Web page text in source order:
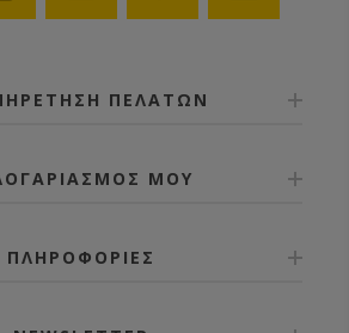
ΠΕΛΑΤΩΝ
ΜΟΥ
ΠΛΗΡΟΦΟΡΙΕΣ